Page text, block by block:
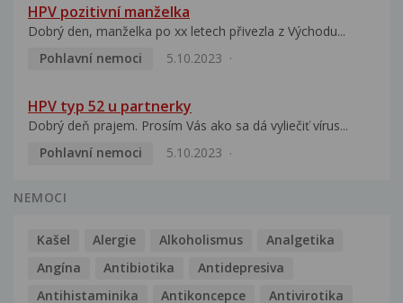
HPV pozitivní manželka
Dobrý den, manželka po xx letech přivezla z Východu...
Pohlavní nemoci
5.10.2023
HPV typ 52 u partnerky
Dobrý deň prajem. Prosím Vás ako sa dá vyliečiť vírus...
Pohlavní nemoci
5.10.2023
NEMOCI
Kašel Alergie Alkoholismus
Analgetika
Angína
Antibiotika
Antidepresiva
Antihistaminika
Antikoncepce Antivirotika